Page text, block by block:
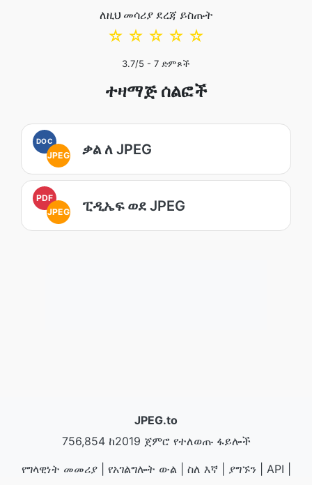
ለዚህ መሳሪያ ደረጃ ይስጡት
☆
☆
☆
☆
☆
3.7/5 - 7 ድምጾች
ተዛማጅ ሰልፎች
DOC
JPEG ቃል ለ JPEG
PDF
JPEG
ፒዲኤፍ ወደ JPEG
JPEG.to
756,854 ከ2019 ጀምሮ የተለወጡ ፋይሎች
የግላዊነት መመሪያ| የአገልግሎት ውል| ስለ እኛ| ያግኙን| API